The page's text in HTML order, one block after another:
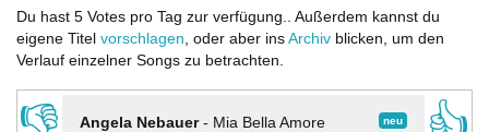
Du hast 5 Votes pro Tag zur verfügung.. Außerdem kannst du
eigene Titel vorschlagen, oder aber ins Archiv blicken, um den
Verlauf einzelner Songs zu betrachten.
neu
Angela Nebauer- Mia Bella Amore